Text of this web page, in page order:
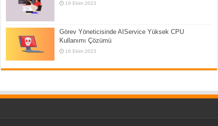
19 Ekim 2023
Görev Yöneticisinde AIService Yüksek CPU
Kullanımı Çözümü
16 Ekim 2023